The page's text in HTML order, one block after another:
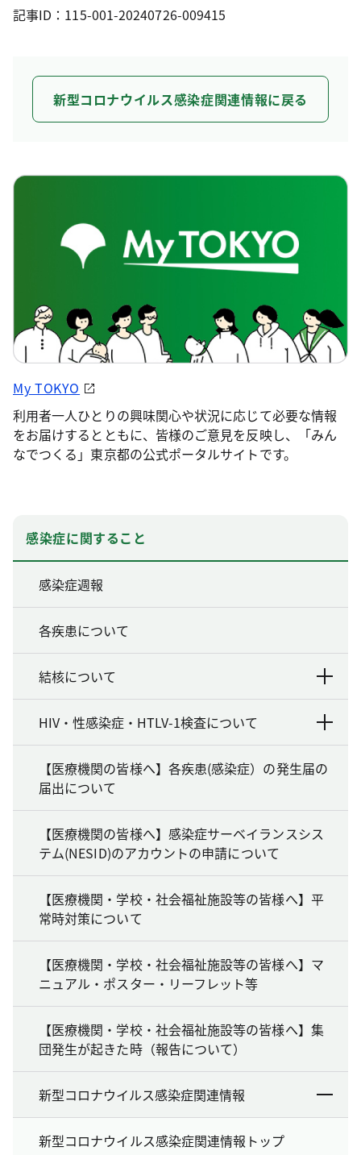
記事ID：115-001-20240726-009415
新型コロナウイルス感染症関連情報に戻る
My TOKYO
利用者一人ひとりの興味関心や状況に応じて必要な情報
をお届けするとともに、皆様のご意見を反映し、「みん
なでつくる」東京都の公式ポータルサイトです。
感染症に関すること
感染症週報
各疾患について
結核について
HIV・性感染症・HTLV-1検査について
【医療機関の皆様へ】各疾患(感染症）の発生届の
届出について
【医療機関の皆様へ】感染症サーベイランスシス
テム(NESID)のアカウントの申請について
【医療機関・学校・社会福祉施設等の皆様へ】平
常時対策について
【医療機関・学校・社会福祉施設等の皆様へ】マ
ニュアル・ポスター・リーフレット等
【医療機関・学校・社会福祉施設等の皆様へ】集
団発生が起きた時（報告について）
新型コロナウイルス感染症関連情報
新型コロナウイルス感染症関連情報トップ